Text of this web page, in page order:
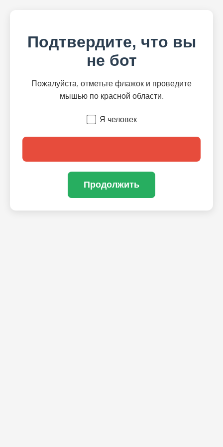
Подтвердите, что вы
не бот
Пожалуйста, отметьте флажок и проведите
мышью по красной области.
Я человек
Продолжить